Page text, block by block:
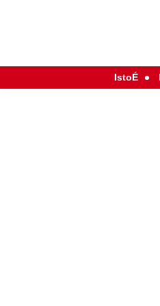
IstoÉ